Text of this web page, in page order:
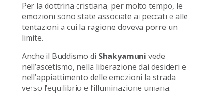
Per la dottrina cristiana, per molto tempo, le
emozioni sono state associate ai peccati e alle
tentazioni a cui la ragione doveva porre un
limite.
Anche il Buddismo di Shakyamuni vede
nell’ascetismo, nella liberazione dai desideri e
nell’appiattimento delle emozioni la strada
verso l’equilibrio e l’illuminazione umana.